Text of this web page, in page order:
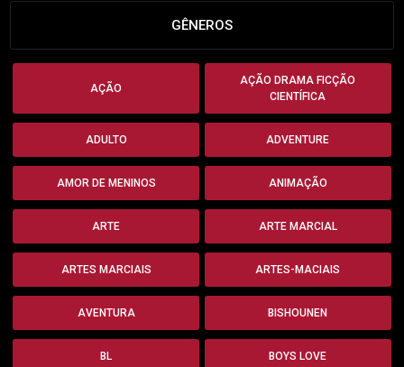
GÊNEROS
AÇÃO
AÇÃO DRAMA FICÇÃO
CIENTÍFICA
ADULTO ADVENTURE
AMOR DE MENINOS ANIMAÇÃO
ARTE ARTE MARCIAL
ARTES MARCIAIS ARTES-MACIAIS
AVENTURA BISHOUNEN
BL BOYS LOVE